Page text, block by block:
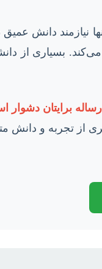
نیازمند دانش
بسیاری از
برایتان دشوار
از تجربه و دانش